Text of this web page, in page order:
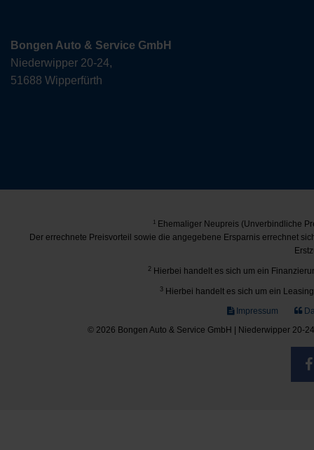
Bongen Auto & Service GmbH
Niederwipper 20-24,
51688 Wipperfürth
1Ehemaliger Neupreis (Unverbindliche
Der errechnete Preisvorteil sowie die angegebene Ersparnis errechnet
2 Hierbei handelt es sich um ein
3 Hierbei handelt es sich um ein
Impressum
© 2026 Bongen Auto & Service GmbH | Niederwipper 20-